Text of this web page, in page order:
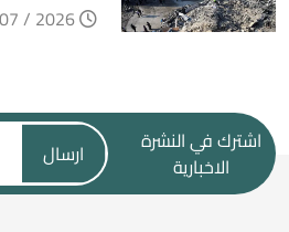
اشترك في النشرة
الاخبارية
ارسال